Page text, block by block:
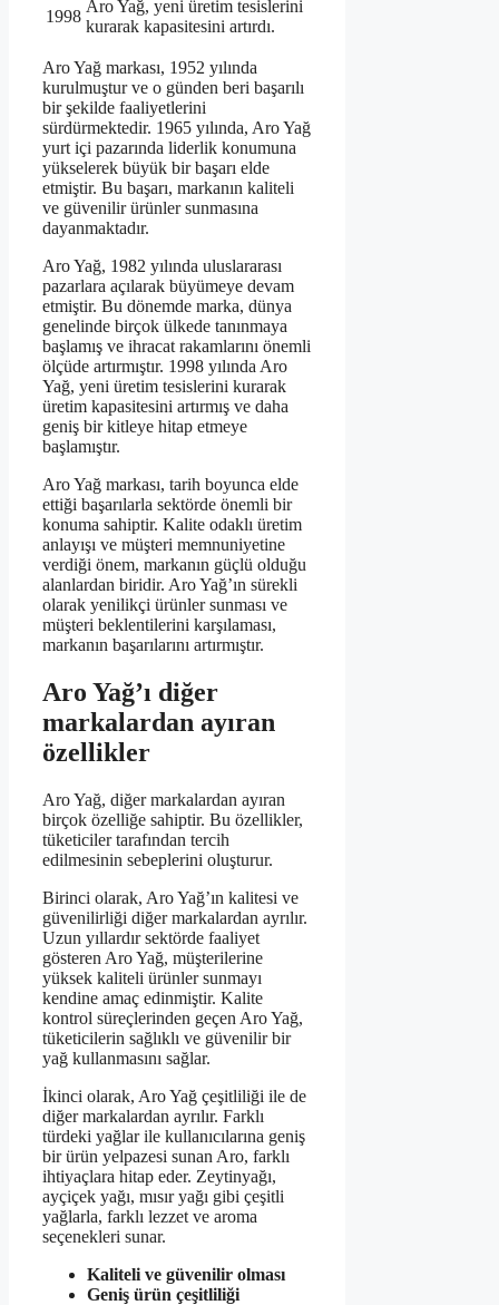
1998
Aro Yağ, yeni üretim tesislerini
kurarak kapasitesini artırdı.
Aro Yağ markası, 1952 yılında
kurulmuştur ve o günden beri başarılı
bir şekilde faaliyetlerini
sürdürmektedir. 1965 yılında, Aro Yağ
yurt içi pazarında liderlik konumuna
yükselerek büyük bir başarı elde
etmiştir. Bu başarı, markanın kaliteli
ve güvenilir ürünler sunmasına
dayanmaktadır.
Aro Yağ, 1982 yılında uluslararası
pazarlara açılarak büyümeye devam
etmiştir. Bu dönemde marka, dünya
genelinde birçok ülkede tanınmaya
başlamış ve ihracat rakamlarını önemli
ölçüde artırmıştır. 1998 yılında Aro
Yağ, yeni üretim tesislerini kurarak
üretim kapasitesini artırmış ve daha
geniş bir kitleye hitap etmeye
başlamıştır.
Aro Yağ markası, tarih boyunca elde
ettiği başarılarla sektörde önemli bir
konuma sahiptir. Kalite odaklı üretim
anlayışı ve müşteri memnuniyetine
verdiği önem, markanın güçlü olduğu
alanlardan biridir. Aro Yağ’ın sürekli
olarak yenilikçi ürünler sunması ve
müşteri beklentilerini karşılaması,
markanın başarılarını artırmıştır.
Aro Yağ’ı diğer
markalardan ayıran
özellikler
Aro Yağ, diğer markalardan ayıran
birçok özelliğe sahiptir. Bu özellikler,
tüketiciler tarafından tercih
edilmesinin sebeplerini oluşturur.
Birinci olarak, Aro Yağ’ın kalitesi ve
güvenilirliği diğer markalardan ayrılır.
Uzun yıllardır sektörde faaliyet
gösteren Aro Yağ, müşterilerine
yüksek kaliteli ürünler sunmayı
kendine amaç edinmiştir. Kalite
kontrol süreçlerinden geçen Aro Yağ,
tüketicilerin sağlıklı ve güvenilir bir
yağ kullanmasını sağlar.
İkinci olarak, Aro Yağ çeşitliliği ile de
diğer markalardan ayrılır. Farklı
türdeki yağlar ile kullanıcılarına geniş
bir ürün yelpazesi sunan Aro, farklı
ihtiyaçlara hitap eder. Zeytinyağı,
ayçiçek yağı, mısır yağı gibi çeşitli
yağlarla, farklı lezzet ve aroma
seçenekleri sunar.
Kaliteli ve güvenilir olması
Geniş ürün çeşitliliği